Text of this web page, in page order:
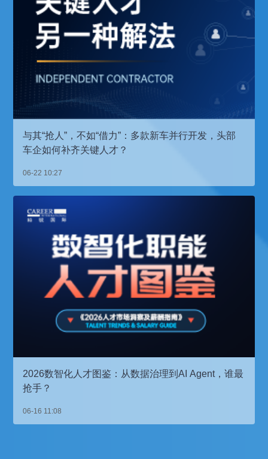
与其“抢人”，不如“借力”：多款新车并行开发，头部
车企如何补齐关键人才？
06-22 10:27
2026数智化人才图鉴：从数据治理到AI Agent，谁最
抢手？
06-16 11:08